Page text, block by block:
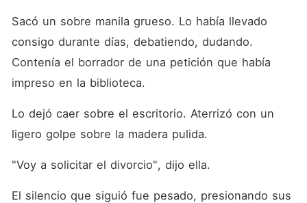
Sacó un sobre manila grueso. Lo había llevado
consigo durante días, debatiendo, dudando.
Contenía el borrador de una petición que había
impreso en la biblioteca.
Lo dejó caer sobre el escritorio. Aterrizó con un
ligero golpe sobre la madera pulida.
"Voy a solicitar el divorcio", dijo ella.
El silencio que siguió fue pesado, presionando sus